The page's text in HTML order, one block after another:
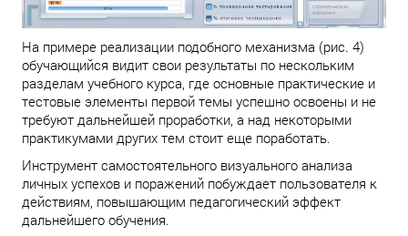
На примере реализации подобного механизма (рис. 4)
обучающийся видит свои результаты по нескольким
разделам учебного курса, где основные практические и
тестовые элементы первой темы успешно освоены и не
требуют дальнейшей проработки, а над некоторыми
практикумами других тем стоит еще поработать.
Инструмент самостоятельного визуального анализа
личных успехов и поражений побуждает пользователя к
действиям, повышающим педагогический эффект
дальнейшего обучения.